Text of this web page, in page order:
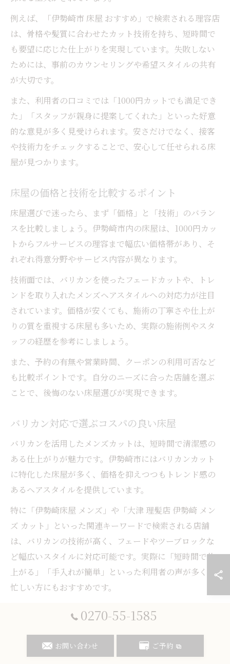
例えば、「伊勢崎市 床屋 おすすめ」で検索される理容店
は、骨格や髪質に合わせたカット技術を持ち、短時間で
も要望に応じた仕上がりを実現しています。失敗しない
ためには、事前のカウンセリングや希望スタイルの共有
が大切です。
また、利用者の口コミでは「1000円カットでも満足でき
た」「スタッフが親身に提案してくれた」といった好意
的な意見が多く見受けられます。安さだけでなく、接客
や技術力をチェックすることで、安心して任せられる床
屋が見つかります。
床屋の価格と技術を比較するポイント
床屋選びで迷ったら、まず「価格」と「技術」のバラン
スを比較しましょう。伊勢崎市内の床屋は、1000円カッ
トからフルサービスの理容まで幅広い価格帯があり、そ
れぞれ得意分野やサービス内容が異なります。
技術面では、バリカンを使ったフェードカットや、トレ
ンドを取り入れたメンズヘアスタイルへの対応力が注目
されています。価格が安くても、施術の丁寧さや仕上が
りの質を重視する床屋も多いため、実際の施術例やスタ
ッフの経歴を参考にしましょう。
また、予約の有無や営業時間、クーポンの利用可否など
も比較ポイントです。自分のニーズに合った店舗を選ぶ
ことで、後悔のない床屋選びが実現できます。
バリカン対応で選ぶコスパの良い床屋
バリカンを活用したメンズカットは、短時間で清潔感の
ある仕上がりが魅力です。伊勢崎市にはバリカンカット
に特化した床屋が多く、価格を抑えつつもトレンド感の
あるヘアスタイルを提供しています。
特に「伊勢崎床屋 メンズ」や「大津 理髪店 伊勢崎 メン
ズ カット」といった関連キーワードで検索される店舗
は、バリカンの技術が高く、フェードやツーブロックな
ど幅広いスタイルに対応可能です。実際に「短時間で仕
上がる」「手入れが簡単」といった利用者の声が多く、
忙しい方にもおすすめです。
で希望をしっかり伝えることが重要です。コスパと仕上
がりのバランスを重視する方は、ぜひ一度バリカン技術
に注目してみてください。
0270-55-1585
お問い合わせ ご予約